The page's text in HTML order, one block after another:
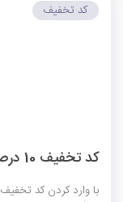
کد تخفیف 10 درصدی یو آپلود
کد تخفیف